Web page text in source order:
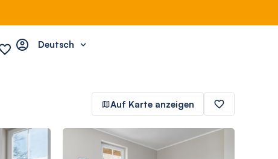
Deutsch
Auf Karte anzeigen